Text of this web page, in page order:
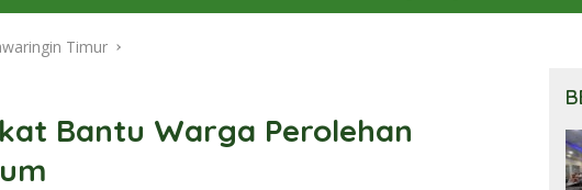
Timur
Bantu Warga Perolehan